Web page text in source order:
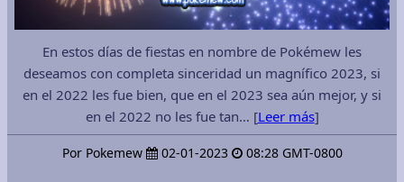
En estos días de fiestas en nombre de Pokémew les
deseamos con completa sinceridad un magnífico 2023, si
en el 2022 les fue bien, que en el 2023 sea aún mejor, y si
en el 2022 no les fue tan… [Leer más]
Por Pokemew 02-01-2023 08:28 GMT-0800